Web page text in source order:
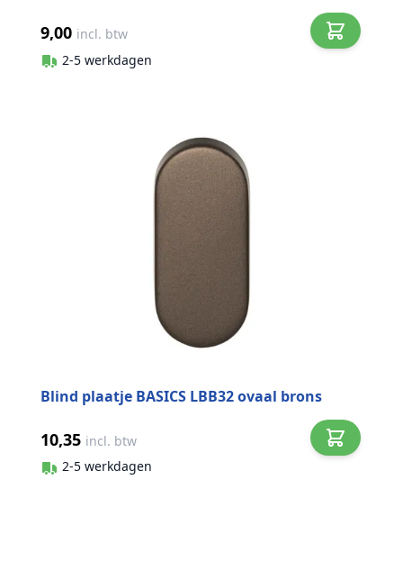
9,00 incl. btw
2-5 werkdagen
Blind plaatje BASICS LBB32 ovaal brons
10,35 incl. btw
2-5 werkdagen